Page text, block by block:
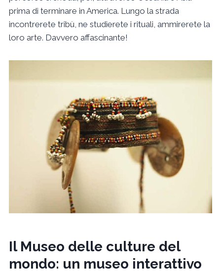
prima di terminare in America. Lungo la strada
incontrerete tribù, ne studierete i rituali, ammirerete la
loro arte. Davvero affascinante!
Il Museo delle culture del
mondo: un museo interattivo